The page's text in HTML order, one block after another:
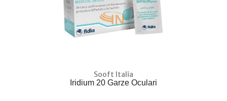
Sooft Italia
Iridium 20 Garze Oculari